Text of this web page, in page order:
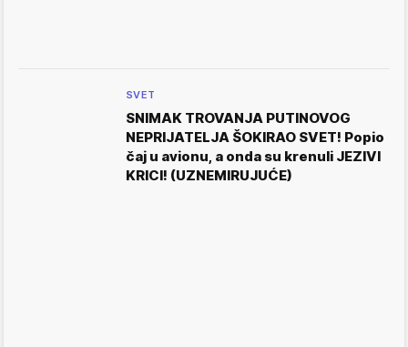
SVET
SNIMAK TROVANJA PUTINOVOG
NEPRIJATELJA ŠOKIRAO SVET! Popio
čaj u avionu, a onda su krenuli JEZIVI
KRICI! (UZNEMIRUJUĆE)